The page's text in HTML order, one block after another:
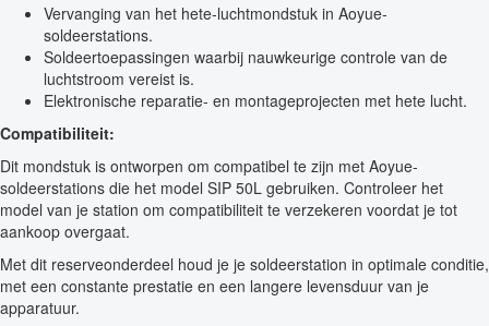
Vervanging van het hete-luchtmondstuk in Aoyue-
soldeerstations.
Soldeertoepassingen waarbij nauwkeurige controle van de
luchtstroom vereist is.
Elektronische reparatie- en montageprojecten met hete lucht.
Compatibiliteit:
Dit mondstuk is ontworpen om compatibel te zijn met Aoyue-
soldeerstations die het model SIP 50L gebruiken. Controleer het
model van je station om compatibiliteit te verzekeren voordat je tot
aankoop overgaat.
Met dit reserveonderdeel houd je je soldeerstation in optimale conditie,
met een constante prestatie en een langere levensduur van je
apparatuur.